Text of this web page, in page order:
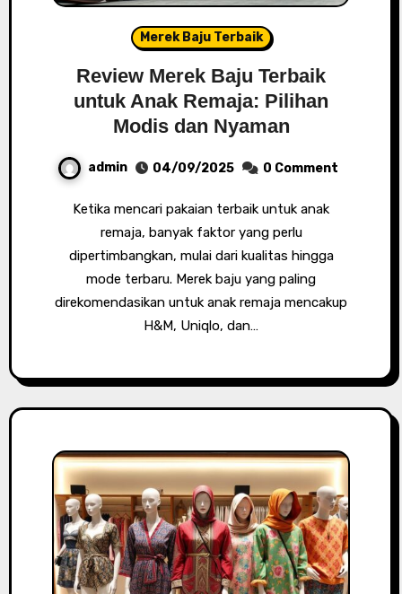
Merek Baju Terbaik
Review Merek Baju Terbaik
untuk Anak Remaja: Pilihan
Modis dan Nyaman
admin 04/09/2025 0 Comment
Ketika mencari pakaian terbaik untuk anak
remaja, banyak faktor yang perlu
dipertimbangkan, mulai dari kualitas hingga
mode terbaru. Merek baju yang paling
direkomendasikan untuk anak remaja mencakup
H&M, Uniqlo, dan…